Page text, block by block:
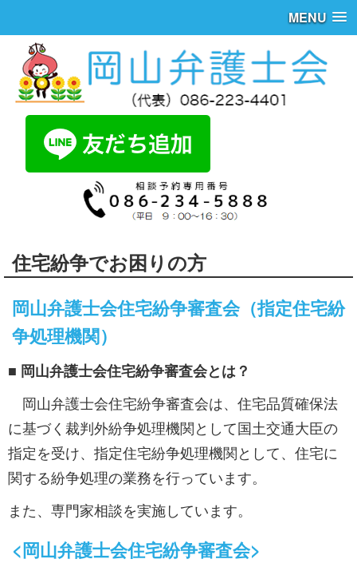
MENU
住宅紛争でお困りの方
岡山弁護士会住宅紛争審査会（指定住宅紛
争処理機関）
■ 岡山弁護士会住宅紛争審査会とは？
岡山弁護士会住宅紛争審査会は、住宅品質確保法
に基づく裁判外紛争処理機関として国土交通大臣の
指定を受け、指定住宅紛争処理機関として、住宅に
関する紛争処理の業務を行っています。
また、専門家相談を実施しています。
<岡山弁護士会住宅紛争審査会>